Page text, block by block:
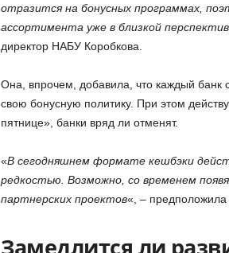
отразится на бонусных программах,
ассортимента уже в близкой
директор НАБУ Коробкова.
Она, впрочем, добавила, что каждый банк
свою бонусную политику. При этом
пятнице», банки вряд ли отменят.
«В сегодняшнем формате кешбэки
редкостью. Возможно, со временем
партнерских проектов«, – предположила
Замедлится ли